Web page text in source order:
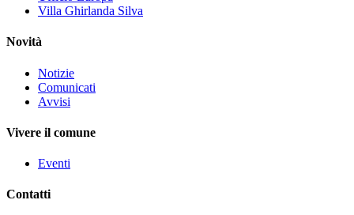
Villa Ghirlanda Silva
Novità
Notizie
Comunicati
Avvisi
Vivere il comune
Eventi
Contatti